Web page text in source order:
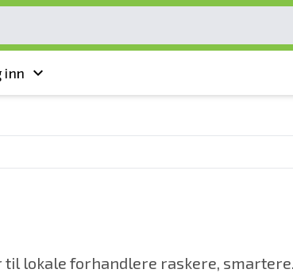
inn
lokale forhandlere raskere,